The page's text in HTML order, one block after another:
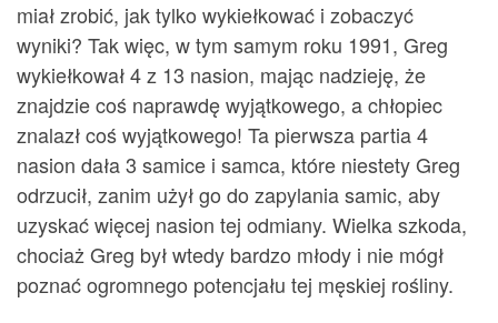
miał zrobić, jak tylko wykiełkować i zobaczyć
wyniki? Tak więc, w tym samym roku 1991, Greg
wykiełkował 4 z 13 nasion, mając nadzieję, że
znajdzie coś naprawdę wyjątkowego, a chłopiec
znalazł coś wyjątkowego! Ta pierwsza partia 4
nasion dała 3 samice i samca, które niestety Greg
odrzucił, zanim użył go do zapylania samic, aby
uzyskać więcej nasion tej odmiany. Wielka szkoda,
chociaż Greg był wtedy bardzo młody i nie mógł
poznać ogromnego potencjału tej męskiej rośliny.